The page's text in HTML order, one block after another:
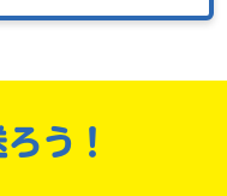
う！